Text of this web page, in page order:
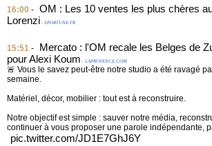
16:00 - OM : Les 10 ventes les plus chères
Lorenzi - SPORTUNE.FR
15:51 -
Mercato : l'OM recale les Belges de
pour Alexi Koum - LAPROVENCE.COM
🚨 Vous le savez peut-être notre studio a été ravagé
semaine.
Matériel, décor, mobilier : tout est à reconstruire.
Notre objectif est simple : sauver notre média,
continuer à vous proposer une parole indépendante,
pic.twitter.com/JD1E7GhJ6Y